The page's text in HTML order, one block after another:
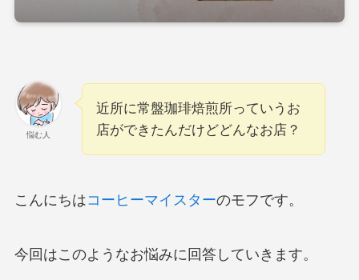
悩む人
近所に常盤珈琲焙煎所っていうお
店ができたんだけどどんなお店？
こんにちはコーヒーマイスターのモフです。
今回はこのようなお悩みに回答していきます。